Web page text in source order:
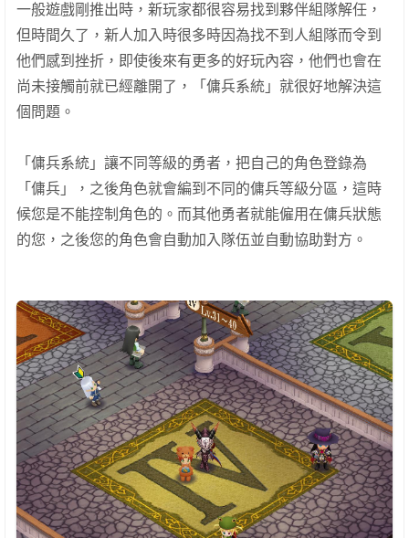
一般遊戲剛推出時，新玩家都很容易找到夥伴組隊解任，
但時間久了，新人加入時很多時因為找不到人組隊而令到
他們感到挫折，即使後來有更多的好玩內容，他們也會在
尚未接觸前就已經離開了，「傭兵系統」就很好地解決這
個問題。
「傭兵系統」讓不同等級的勇者，把自己的角色登錄為
「傭兵」，之後角色就會編到不同的傭兵等級分區，這時
候您是不能控制角色的。而其他勇者就能僱用在傭兵狀態
的您，之後您的角色會自動加入隊伍並自動協助對方。